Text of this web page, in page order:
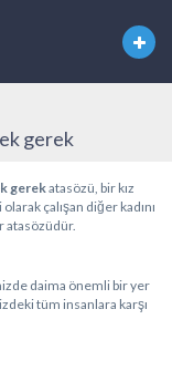
gerek
gerekatasözü, bir kız
çalışan diğer kadını
atasözüdür.
daima önemli bir yer
tüm insanlara karşı